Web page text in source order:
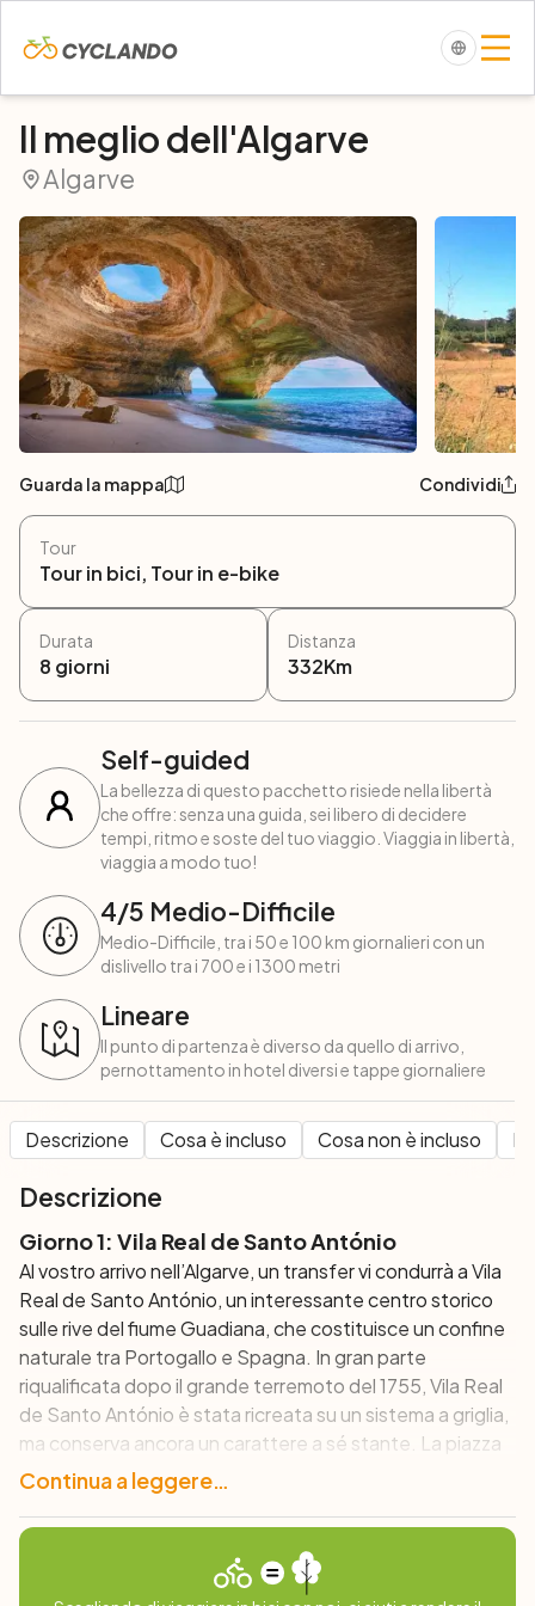
Il meglio dell'Algarve
Algarve
Guarda la mappa Condividi
Tour
Tour in bici, Tour in e-bike
Durata
8 giorni
Distanza
332Km
Self-guided
La bellezza di questo pacchetto risiede nella libertà
che offre: senza una guida, sei libero di decidere
tempi, ritmo e soste del tuo viaggio. Viaggia in libertà,
viaggia a modo tuo!
4/5 Medio-Difficile
Medio-Difficile, tra i 50 e 100 km giornalieri con un
dislivello tra i 700 e i 1300 metri
Lineare
Il punto di partenza è diverso da quello di arrivo,
pernottamento in hotel diversi e tappe giornaliere
Descrizione Cosa è incluso Cosa non è incluso
Descrizione
Giorno 1: Vila Real de Santo António
Al vostro arrivo nell’Algarve, un transfer vi condurrà a Vila
Real de Santo António, un interessante centro storico
sulle rive del fiume Guadiana, che costituisce un confine
naturale tra Portogallo e Spagna. In gran parte
riqualificata dopo il grande terremoto del 1755, Vila Real
de Santo António è stata ricreata su un sistema a griglia,
ma conserva ancora un carattere a sé stante. La piazza
centrale, con la sua atmosfera rilassante, gli aranci e i
caffè, è il luogo ideale dove trascorrere la prima serata:
godetevi l’atmosfera locale mentre assaporate cibo e
Continua a leggere…